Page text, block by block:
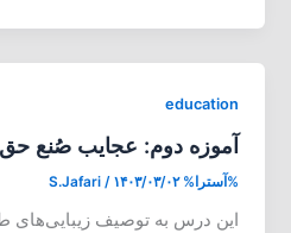
education
آموزه دوم: عجایب صُنع حق
%آسترا% S.Jafari / ۱۴۰۳/۰۳/۰۲
این درس به توصیف زیبایی‌های